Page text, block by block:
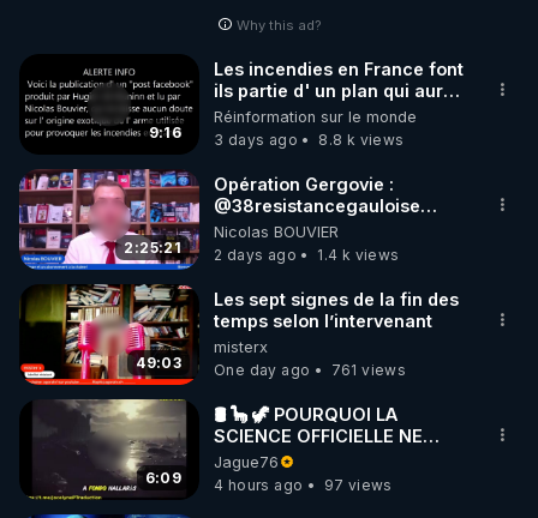
Why this ad?
9:16
Les incendies en France font
ils partie d' un plan qui aurait
débuté le 11 septembre 2001
?
Réinformation sur le monde
3 days ago
8.8 k views
2:25:21
Opération Gergovie :
‪@38resistancegauloise‬
‪@MarionSigautOfficiel‬
‪@gladysriifard5710‬ Laëtitia
Nicolas BOUVIER
2 days ago
1.4 k views
49:03
Les sept signes de la fin des
temps selon l’intervenant
misterx
One day ago
761 views
6:09
🛢 🦕 🦖 POURQUOI LA
SCIENCE OFFICIELLE NE
CONNAÎT-ELLE PAS LA VRAIE
ORIGINE DU PÉTROLE ?
Jague76
4 hours ago
97 views